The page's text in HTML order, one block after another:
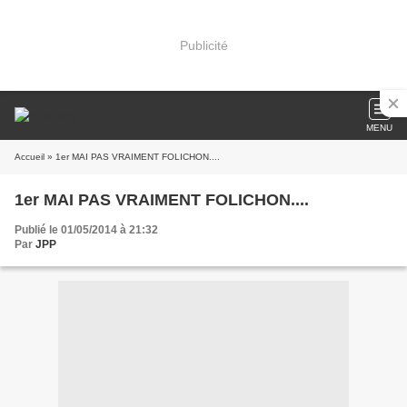
Publicité
MENU
Accueil » 1er MAI PAS VRAIMENT FOLICHON....
1er MAI PAS VRAIMENT FOLICHON....
Publié le 01/05/2014 à 21:32
Par JPP